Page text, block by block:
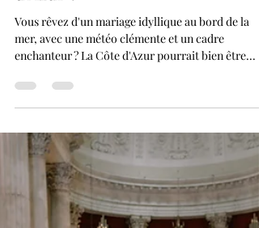
Mariage
d'Azur ?
Vous rêvez d'un mariage idyllique au bord de la
mer, avec une météo clémente et un cadre
enchanteur ? La Côte d'Azur pourrait bien être...